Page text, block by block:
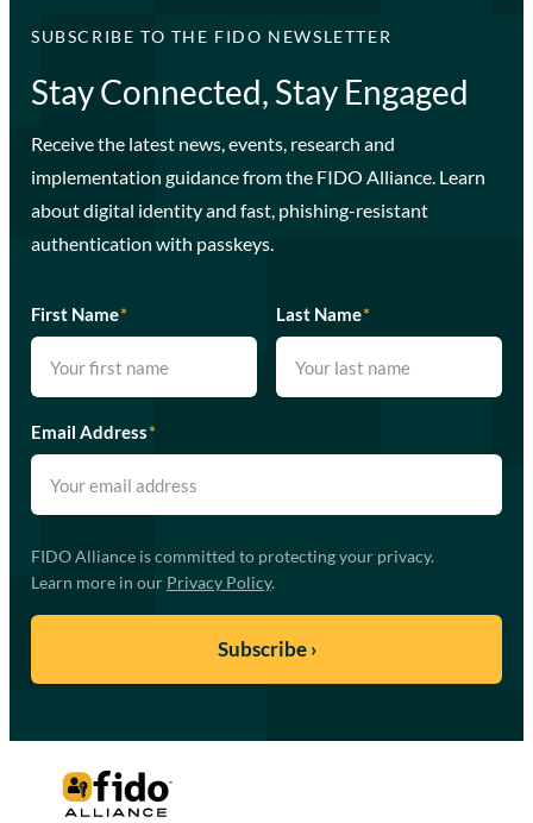
SUBSCRIBE TO THE FIDO NEWSLETTER
Stay Connected, Stay Engaged
Receive the latest news, events, research and
implementation guidance from the FIDO Alliance. Learn
about digital identity and fast, phishing-resistant
authentication with passkeys.
First Name* Last Name*
Email Address*
FIDO Alliance is committed to protecting your privacy.
Learn more in our Privacy Policy.